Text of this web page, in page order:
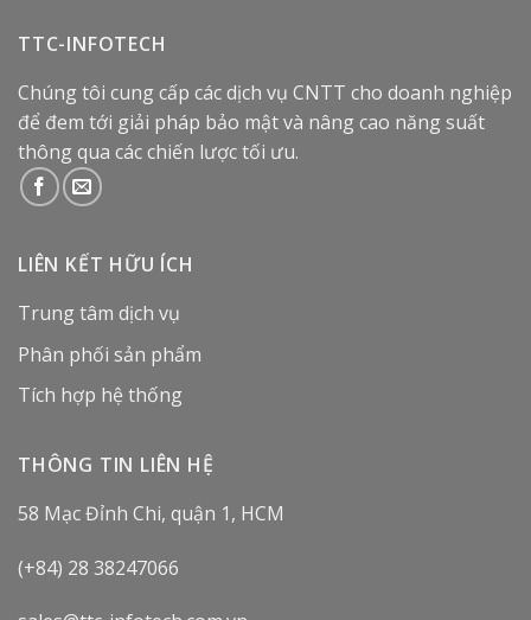
TTC-INFOTECH
Chúng tôi cung cấp các dịch vụ CNTT cho doanh nghiệp
để đem tới giải pháp bảo mật và nâng cao năng suất
thông qua các chiến lược tối ưu.
LIÊN KẾT HỮU ÍCH
Trung tâm dịch vụ
Phân phối sản phẩm
Tích hợp hệ thống
THÔNG TIN LIÊN HỆ
58 Mạc Đỉnh Chi, quận 1, HCM
(+84) 28 38247066